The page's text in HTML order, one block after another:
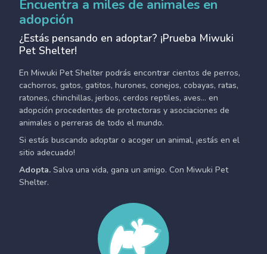
Encuentra a miles de animales en
adopción
¿Estás pensando en adoptar? ¡Prueba Miwuki
Pet Shelter!
En Miwuki Pet Shelter podrás encontrar cientos de perros,
cachorros, gatos, gatitos, hurones, conejos, cobayas, ratas,
ratones, chinchillas, jerbos, cerdos reptiles, aves... en
adopción procedentes de protectoras y asociaciones de
animales o perreras de todo el mundo.
Si estás buscando adoptar o acoger un animal, ¡estás en el
sitio adecuado!
Adopta. Salva una vida, gana un amigo. Con Miwuki Pet
Shelter.